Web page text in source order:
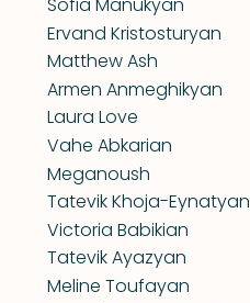
Ervand Kristosturyan
Matthew Ash
Armen Anmeghikyan
Laura Love
Vahe Abkarian
Meganoush
Tatevik Khoja-Eynatyan
Victoria Babikian
Tatevik Ayazyan
Meline Toufayan